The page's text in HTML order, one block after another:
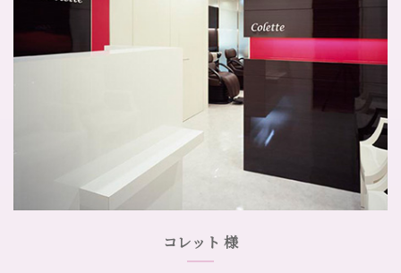
コレット 様